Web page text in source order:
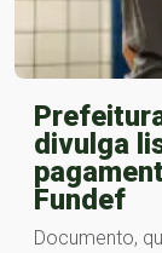
divulga
Fundef
Documento,